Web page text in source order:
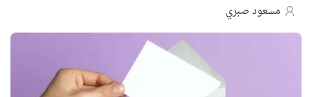
مسعود صبري